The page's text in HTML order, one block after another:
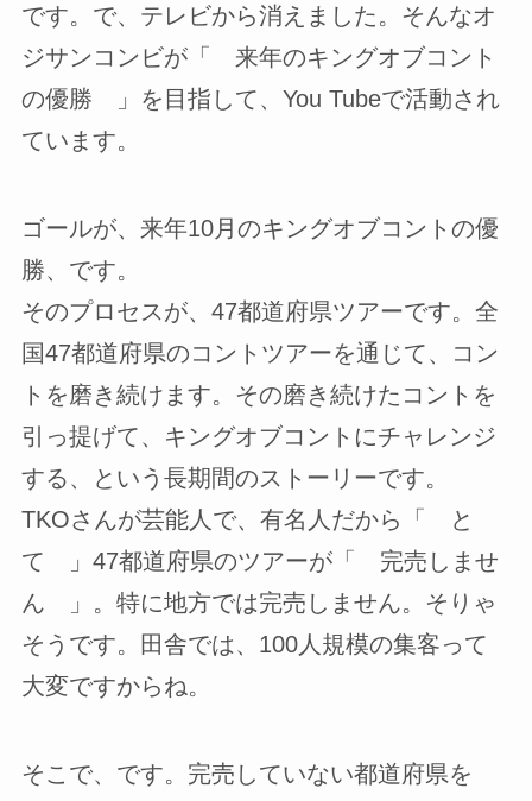
です。で、テレビから消えました。そんなオ
ジサンコンビが「 来年のキングオブコント
の優勝 」を目指して、You Tubeで活動され
ています。
ゴールが、来年10月のキングオブコントの優
勝、です。
そのプロセスが、47都道府県ツアーです。全
国47都道府県のコントツアーを通じて、コン
トを磨き続けます。その磨き続けたコントを
引っ提げて、キングオブコントにチャレンジ
する、という長期間のストーリーです。
TKOさんが芸能人で、有名人だから「 と
て 」47都道府県のツアーが「 完売しませ
ん 」。特に地方では完売しません。そりゃ
そうです。田舎では、100人規模の集客って
大変ですからね。
そこで、です。完売していない都道府県を